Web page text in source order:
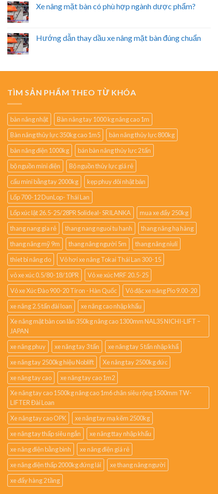
Xe nâng mặt bàn có phù hợp ngành dược phẩm?
Hướng dẫn thay dầu xe nâng mặt bàn đúng chuẩn
TÌM SẢN PHẨM THEO TỪ KHÓA
bàn nâng nhật
Bàn nâng tay 1000 kg nâng cao 1m
Bàn nâng thủy lực 350kg cao 1m5
bàn nâng thủy lực 800kg
bàn nâng điện 1000kg
bán bàn nâng thủy lực 2 tấn
bộ nguồn mini điện
Bộ nguồn thủy lực giá rẻ
cẩu mini bằng tay 2000kg
kẹp phuy đôi nhật bản
Lốp 700-12 DunLop- Thái Lan
Lốp xúc lật 26.5-25/28PR Solideal- SRILANKA
mua xe đẩy 250kg
thang nang gia rẻ
thang nang nguoi tu hanh
thang nâng hạ hàng
thang nâng mỹ 9m
thang nâng người 5m
thang nâng niuli
thiet bi nâng do
Vỏ hơi xe nâng Tokai Thái Lan 300-15
vỏ xe xúc 0.5/80-18/10PR
Vỏ xe xúc MRF 20.5-25
Vỏ xe Xúc Đào 900-20 Tiron - Hàn Quốc
Vỏ đặc xe nâng Pio 9.00-20
xe nâng 2.5 tấn đài loan
xe nâng cao nhập khẩu
Xe nâng mặt bàn con lăn 350kg nâng cao 1300mm NAL35 NICHI-LIFT –
JAPAN
xe nâng phuy
xe nâng tay 3 tấn
xe nâng tay 5 tấn nhập khẩ
xe nâng tay 2500kg hiệu Noblift
Xe nâng tay 2500kg đức
xe nâng tay cao
xe nâng tay cao 1m2
Xe nâng tay cao 1500kg nâng cao 1m6 chân siêu rộng 1500mm TW-
LIFTER Đài Loan
Xe nâng tay cao OPK
xe nâng tay mạ kẽm 2500kg
xe nâng tay thấp siêu ngắn
xe nâng ttay nhập khẩu
xe nâng điện bằng bình
xe nâng điện giá rẻ
xe nâng điện thấp 2000kg đứng lái
xe thang nâng người
xe đẩy hàng 2 tầng